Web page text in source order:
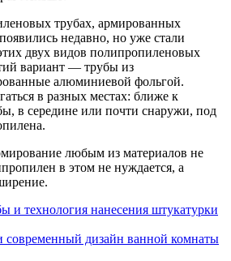
трубах, армированных
недавно, но уже стали
двух видов полипропиленовых
вариант — трубы из
алюминиевой фольгой.
в разных местах: ближе к
в середине или почти снаружи, под
любым из материалов не
в этом не нуждается, а
и технология нанесения штукатурки
дизайн ванной комнаты